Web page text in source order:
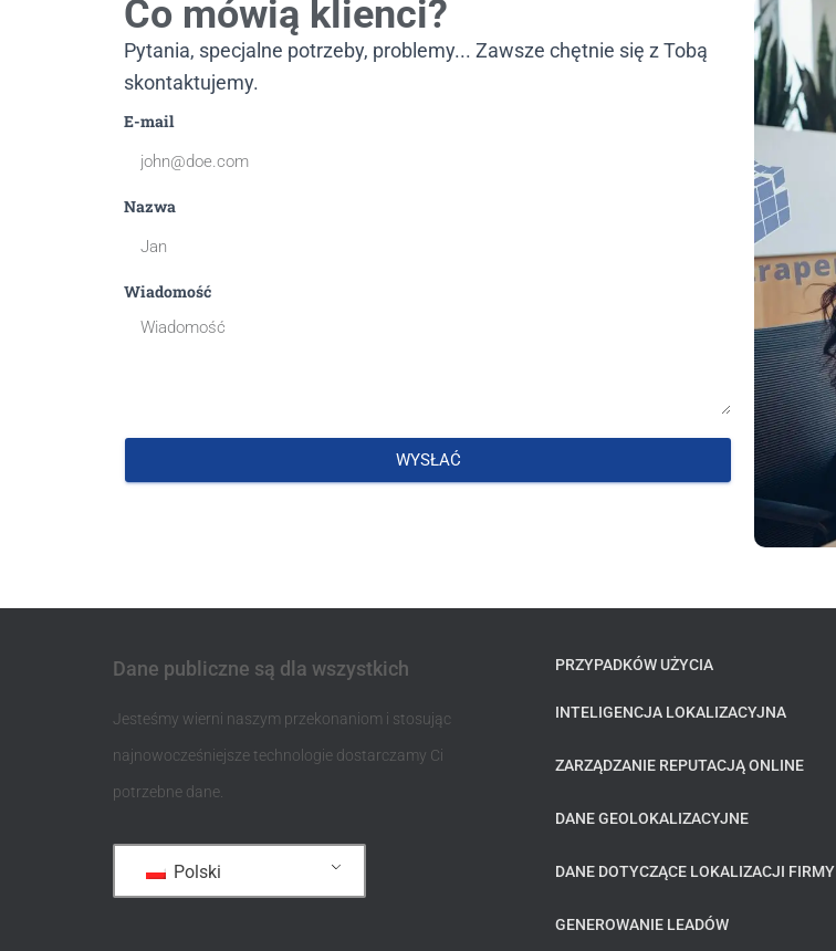
Co mówią klienci?
Pytania, specjalne potrzeby, problemy... Zawsze chętnie się z Tobą
skontaktujemy.
E-mail
Nazwa
Wiadomość
WYSŁAĆ
Dane publiczne są dla wszystkich
Jesteśmy wierni naszym przekonaniom i stosując
najnowocześniejsze technologie dostarczamy Ci
potrzebne dane.
Polski
PRZYPADKÓW UŻYCIA
INTELIGENCJA LOKALIZACYJNA
ZARZĄDZANIE REPUTACJĄ ONLINE
DANE GEOLOKALIZACYJNE
DANE DOTYCZĄCE LOKALIZACJI FIRMY
GENEROWANIE LEADÓW